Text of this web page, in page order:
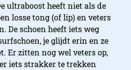
ultraboost heeft niet als de
losse tong (of lip) en veters
De schoen heeft iets weg
je glijdt erin en ze
Er zitten nog wel veters op,
iets strakker te trekken